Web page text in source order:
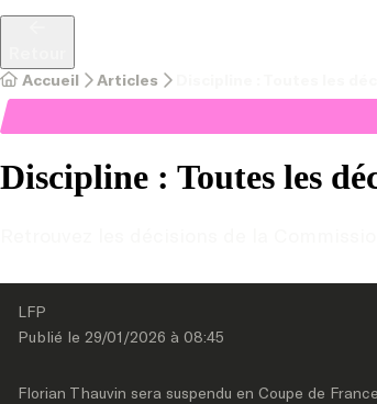
Accueil Articles
Discipline : Toutes les
LFP
Publié le 29/01/2026 à 08:45
Florian Thauvin sera suspendu en Coupe de France.